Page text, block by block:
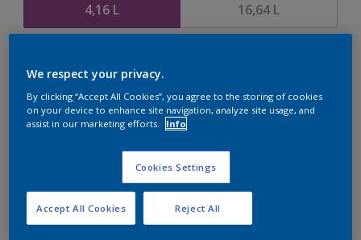
4,16 L 16,64 L
te bestellen. Houd de website in de gaten, we werken
er hard aan om de voorraad aan te vullen.
We respect your privacy.
By clicking “Accept All Cookies”, you agree to the storing of cookies
on your device to enhance site navigation, analyze site usage, and
assist in our marketing efforts.
Info
Cookies Settings
Reject All
Accept All Cookies